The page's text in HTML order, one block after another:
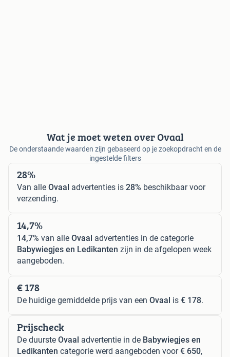
Wat je moet weten over Ovaal
De onderstaande waarden zijn gebaseerd op je zoekopdracht en de
ingestelde filters
28%
Van alle Ovaal advertenties is 28% beschikbaar voor
verzending.
14,7%
14,7% van alle Ovaal advertenties in de categorie
Babywiegjes en Ledikanten zijn in de afgelopen week
aangeboden.
€ 178
De huidige gemiddelde prijs van een Ovaal is € 178.
Prijscheck
De duurste Ovaal advertentie in de Babywiegjes en
Ledikanten categorie werd aangeboden voor€ 650,